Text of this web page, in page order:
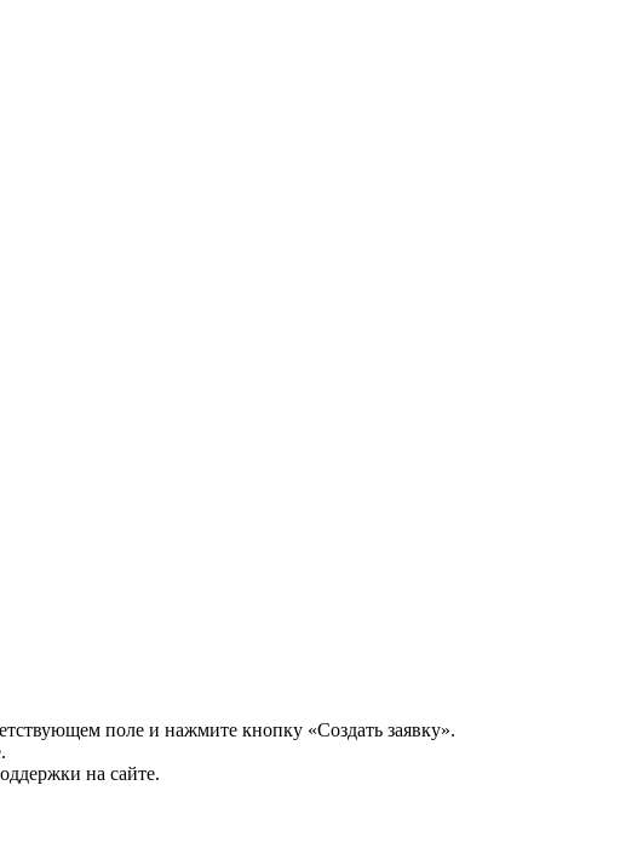
поле и нажмите кнопку «Создать заявку».
на сайте.